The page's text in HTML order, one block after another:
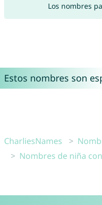
Los nombres
Estos nombres son
CharliesNames
Nombres de niña